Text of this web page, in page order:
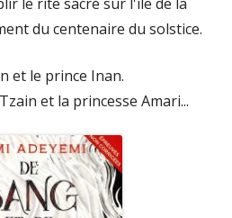
du centenaire du solstice.
et le prince Inan.
et la princesse Amari...